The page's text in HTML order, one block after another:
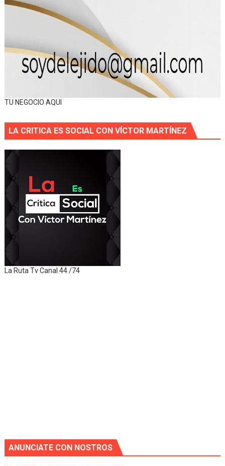
TU NEGOCIO AQUI
LA CRITICA ES SOCIAL CON VÍCTOR MARTÍNEZ
La Ruta Tv Canal 44 /74
ANUNCIATE CON NOSTROS